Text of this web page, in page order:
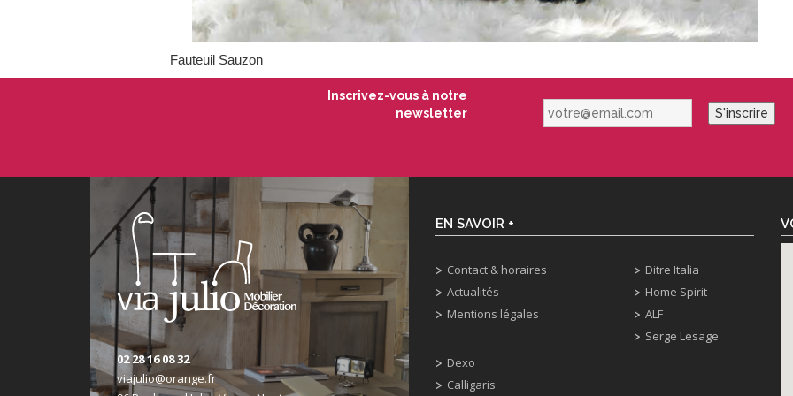
Fauteuil Sauzon
Inscrivez-vous à notre
newsletter
votre@email.com S'inscrire
02 28 16 08 32
viajulio@orange.fr
EN SAVOIR +
Contact & horaires
Actualités
Mentions légales
Dexo
Calligaris
Ditre Italia
Home Spirit
ALF
Serge Lesage